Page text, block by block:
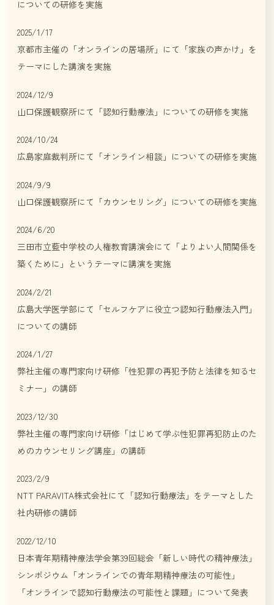
についての研修を実施
2025/1/17
京都市主催の「オンラインの居場所」にて「家族の声かけ」を
テーマにした講演を実施
2024/12/9
山口保護観察所にて「認知行動療法」についての研修を実施
2024/10/24
広島家庭裁判所にて「オンライン相談」についての研修を実施
2024/9/9
山口保護観察所にて「カウンセリング」についての研修を実施
2024/6/20
三田市立藍中学校の人権教育講演会にて「よりよい人間関係を
築くために」というテーマに講演を実施
2024/2/21
広島大学医学部にて「セルフケアに役立つ認知行動療法入門」
についての講師
2024/1/27
弊社主催の専門家向け研修「性犯罪の再犯予防と法律を知るセ
ミナー」の講師
2023/12/30
弊社主催の専門家向け研修「はじめて学ぶ性犯罪再犯防止のた
めのカウンセリング講座」の講師
2023/2/9
NTT PARAVITA株式会社にて「認知行動療法」をテーマとした
社内研修の講師
2022/12/10
日本青年期精神療法学会第39回総会「新しい時代の精神療法」
シンポジウム「オンラインでの青年期精神療法の可能性」
「オンラインで認知行動療法の可能性と課題」について発表